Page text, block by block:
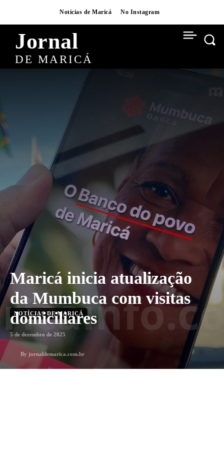
Notícias de Maricá No Instagram
Jornal
DE MARICÁ
Maricá inicia atualização
da Mumbuca com visitas
domiciliares
NOTÍCIAS DE MARICÁ
5 de dezembro de 2025
By jornaldemarica.com.br